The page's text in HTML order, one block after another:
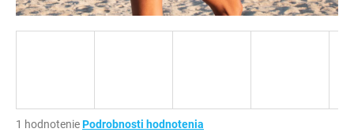
Priemerné
1 hodnoteniePodrobnosti hodnotenia
á